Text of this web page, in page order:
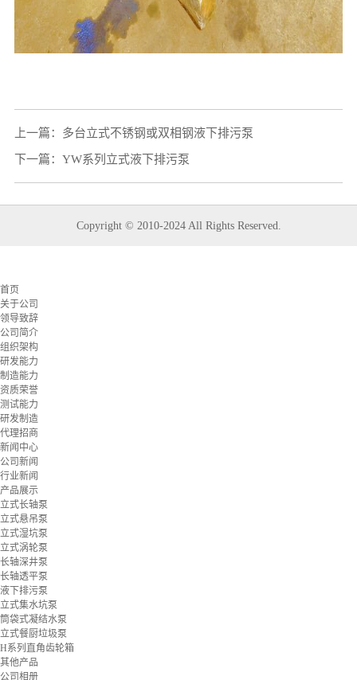
上一篇： 多台立式不锈钢或双相钢液下排污泵
下一篇： YW系列立式液下排污泵
Copyright © 2010-2024 All Rights Reserved.
首页
关于公司
领导致辞
公司简介
组织架构
研发能力
制造能力
资质荣誉
测试能力
研发制造
代理招商
新闻中心
公司新闻
行业新闻
产品展示
立式长轴泵
立式悬吊泵
立式湿坑泵
立式涡轮泵
长轴深井泵
长轴透平泵
液下排污泵
立式集水坑泵
筒袋式凝结水泵
立式餐厨垃圾泵
H系列直角齿轮箱
其他产品
公司相册